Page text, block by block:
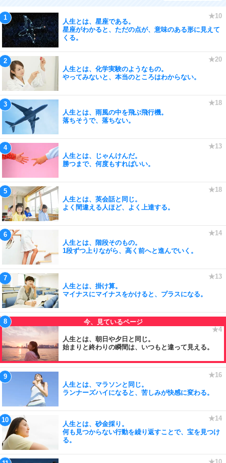
人生とは、星座である。
星座がわかると、ただの点が、意味のある形に見えて
くる。
人生とは、化学実験のようなもの。
やってみないと、本当のところはわからない。
人生とは、雨風の中を飛ぶ飛行機。
落ちそうで、落ちない。
人生とは、じゃんけんだ。
勝つまで、何度もすればいい。
人生とは、英会話と同じ。
よく間違える人ほど、よく上達する。
人生とは、階段そのもの。
1段ずつ上りながら、高く前へと進んでいく。
人生とは、掛け算。
マイナスにマイナスをかけると、プラスになる。
人生とは、朝日や夕日と同じ。
始まりと終わりの瞬間は、いつもと違って見える。
人生とは、マラソンと同じ。
ランナーズハイになると、苦しみが快感に変わる。
人生とは、砂金採り。
何も見つからない行動を繰り返すことで、宝を見つけ
る。